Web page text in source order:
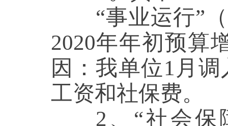
“事业运行”
2020年年初预算
因 ：我单位1月
工资和社保费。
2、“社会保